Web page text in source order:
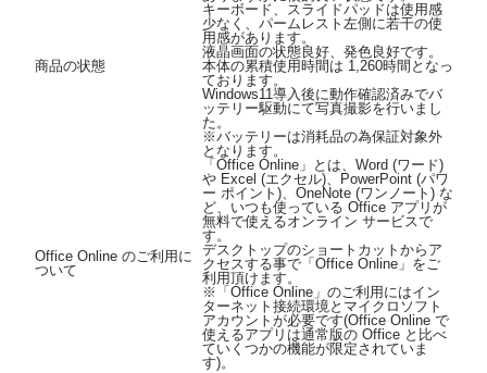
商品の状態
キーボード、スライドパッドは使用感
少なく、パームレスト左側に若干の使
用感があります。
液晶画面の状態良好、発色良好です。
本体の累積使用時間は 1,260時間となっ
ております。
Windows11導入後に動作確認済みでバ
ッテリー駆動にて写真撮影を行いまし
た。
※バッテリーは消耗品の為保証対象外
となります。
Office Online のご利用に
ついて
「Office Online」とは、Word (ワード)
や Excel (エクセル)、PowerPoint (パワ
ー ポイント)、OneNote (ワンノート) な
ど、いつも使っている Office アプリが
無料で使えるオンライン サービスで
す。
デスクトップのショートカットからア
クセスする事で「Office Online」をご
利用頂けます。
※「Office Online」のご利用にはイン
ターネット接続環境とマイクロソフト
アカウントが必要です(Office Online で
使えるアプリは通常版の Office と比べ
ていくつかの機能が限定されていま
す)。